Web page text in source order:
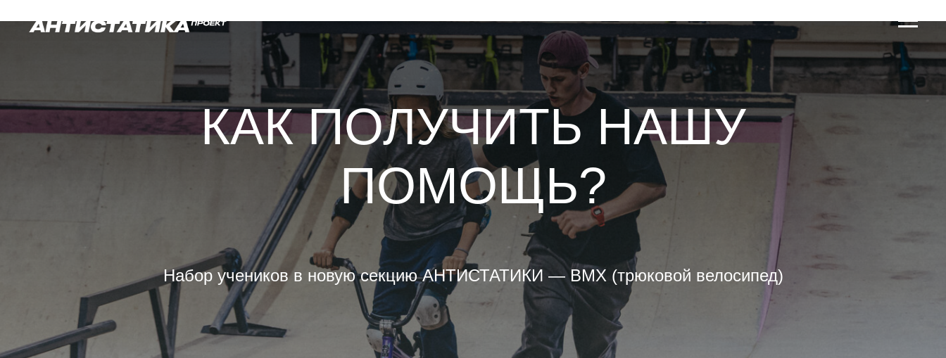
КАК ПОЛУЧИТЬ НАШУ
ПОМОЩЬ?
Набор учеников в новую секцию АНТИСТАТИКИ — BMX (трюковой велосипед)